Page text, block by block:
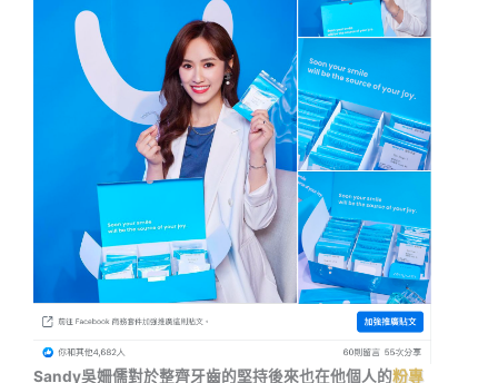
Sandy吳姍儒對於整齊牙齒的堅持後來也在他個人的粉專